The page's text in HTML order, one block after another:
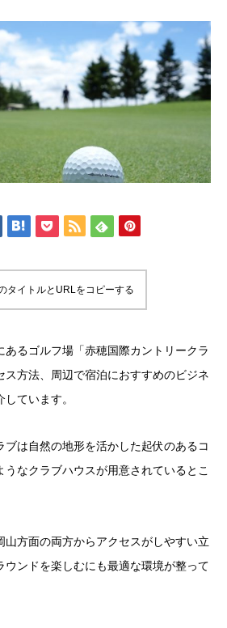
タイトルとURLをコピーする
あるゴルフ場「赤穂国際カントリークラ
ス方法、周辺で宿泊におすすめのビジネ
ています。
ブは自然の地形を活かした起伏のあるコ
うなクラブハウスが用意されているとこ
山方面の両方からアクセスがしやすい立
ウンドを楽しむにも最適な環境が整って